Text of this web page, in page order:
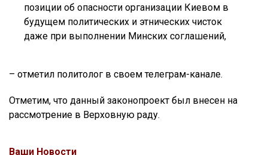
позиции об опасности организации Киевом в
будущем политических и этнических чисток
даже при выполнении Минских соглашений,
– отметил политолог в своем телеграм-канале.
Отметим, что данный законопроект был внесен на
рассмотрение в Верховную раду.
Ваши Новости